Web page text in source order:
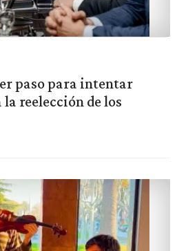
paso para intentar
reelección de los